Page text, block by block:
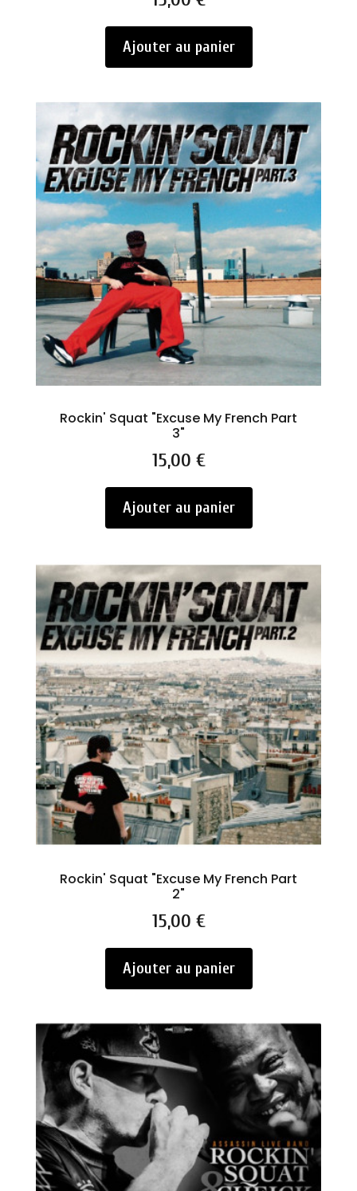
Ajouter au panier
Rockin' Squat "Excuse My French Part
3"
Prix
15,00 €
Ajouter au panier
Rockin' Squat "Excuse My French Part
2"
Prix
15,00 €
Ajouter au panier